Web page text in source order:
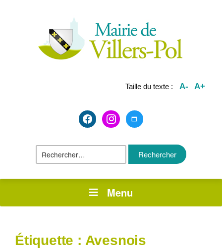
Taille du texte : A- A+
facebook2instagrammaximize
Rechercher :
Menu
Étiquette : Avesnois